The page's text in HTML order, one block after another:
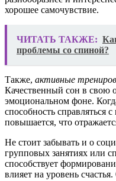
хорошее самочувствие.
ЧИТАТЬ ТАКЖЕ:
проблемы со спиной?
Также, активные
Качественный сон в свою
эмоциональном фоне.
способность справляться
повышается, что
Не стоит забывать и о
групповых занятиях или
способствует
влияет на уровень